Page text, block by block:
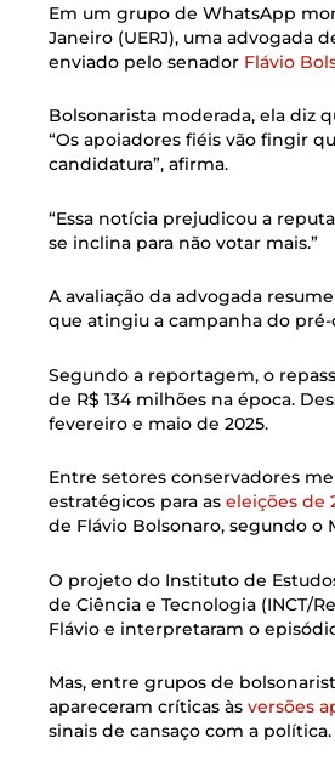
Em um grupo de WhatsApp
Janeiro (UERJ), uma advogada
enviado pelo senador Flávio
Bolsonarista moderada, ela diz
“Os apoiadores fiéis vão fingir
candidatura”, afirma.
“Essa notícia prejudicou a
se inclina para não votar mais.”
A avaliação da advogada
que atingiu a campanha do
Segundo a reportagem, o
de R$ 134 milhões na época.
fevereiro e maio de 2025.
Entre setores conservadores
estratégicos para as eleições de
de Flávio Bolsonaro, segundo o
O projeto do Instituto de
de Ciência e Tecnologia (INCT/
Flávio e interpretaram o
Mas, entre grupos de
apareceram críticas às versões
sinais de cansaço com a política.